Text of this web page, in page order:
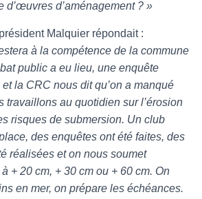
d’œuvres d’aménagement ? »
Malquier répondait :
à la compétence de la commune
public a eu lieu, une enquête
la CRC nous dit qu’on a manqué
travaillons au quotidien sur l’érosion
risques de submersion. Un club
des enquêtes ont été faites, des
réalisées et on nous soumet
+ 20 cm, + 30 cm ou + 60 cm. On
en mer, on prépare les échéances.